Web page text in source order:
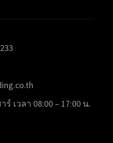
เวลา 08:00 – 17:00 น.